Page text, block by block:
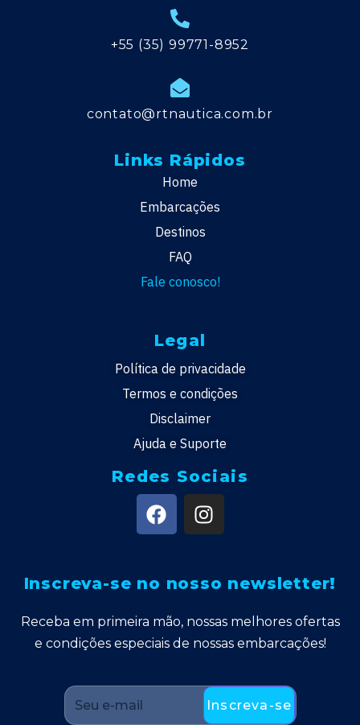
+55 (35) 99771-8952
contato@rtnautica.com.br
Links Rápidos
Home
Embarcações
Destinos
FAQ
Fale conosco!
Legal
Política de privacidade
Termos e condições
Disclaimer
Ajuda e Suporte
Redes Sociais
Inscreva-se no nosso newsletter!
Receba em primeira mão, nossas melhores ofertas
e condições especiais de nossas embarcações!
Inscreva-se